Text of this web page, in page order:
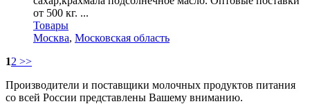
от 500 кг. ...
Товары
Москва, Московская область
12 >>
Производители и поставщики молочных продуктов питания
со всей России представлены Вашему вниманию.